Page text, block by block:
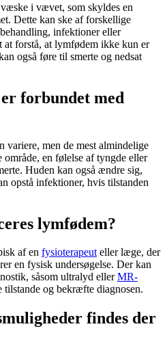
i vævet, som skyldes en
. Dette kan ske af forskellige
infektioner eller
at forstå, at lymfødem ikke kun er
også føre til smerte og nedsat
forbundet med
variere, men de mest almindelige
en følelse af tyngde eller
Huden kan også ændre sig,
opstå infektioner, hvis tilstanden
lymfødem?
af en fysioterapeuteller læge, der
en fysisk undersøgelse. Der kan
såsom ultralyd ellerMR-
tilstande og bekræfte diagnosen.
findes der